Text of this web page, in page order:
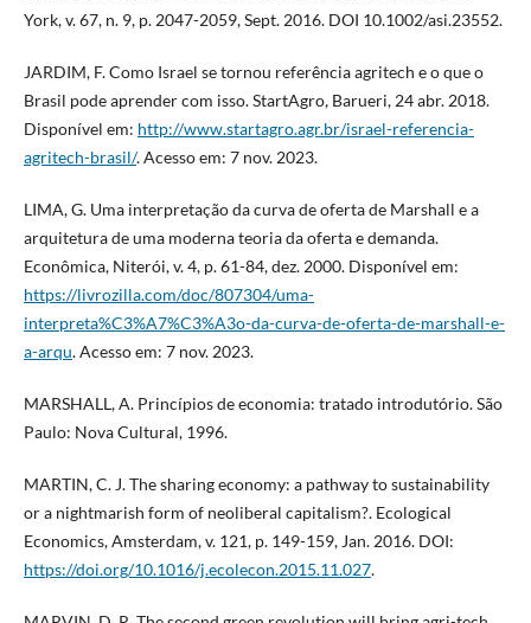
York, v. 67, n. 9, p. 2047-2059, Sept. 2016. DOI 10.1002/asi.23552.
JARDIM, F. Como Israel se tornou referência agritech e o que o
Brasil pode aprender com isso. StartAgro, Barueri, 24 abr. 2018.
Disponível em: http://www.startagro.agr.br/israel-referencia-
agritech-brasil/. Acesso em: 7 nov. 2023.
LIMA, G. Uma interpretação da curva de oferta de Marshall e a
arquitetura de uma moderna teoria da oferta e demanda.
Econômica, Niterói, v. 4, p. 61-84, dez. 2000. Disponível em:
https://livrozilla.com/doc/807304/uma-
interpreta%C3%A7%C3%A3o-da-curva-de-oferta-de-marshall-e-
a-arqu. Acesso em: 7 nov. 2023.
MARSHALL, A. Princípios de economia: tratado introdutório. São
Paulo: Nova Cultural, 1996.
MARTIN, C. J. The sharing economy: a pathway to sustainability
or a nightmarish form of neoliberal capitalism?. Ecological
Economics, Amsterdam, v. 121, p. 149-159, Jan. 2016. DOI:
https://doi.org/10.1016/j.ecolecon.2015.11.027.